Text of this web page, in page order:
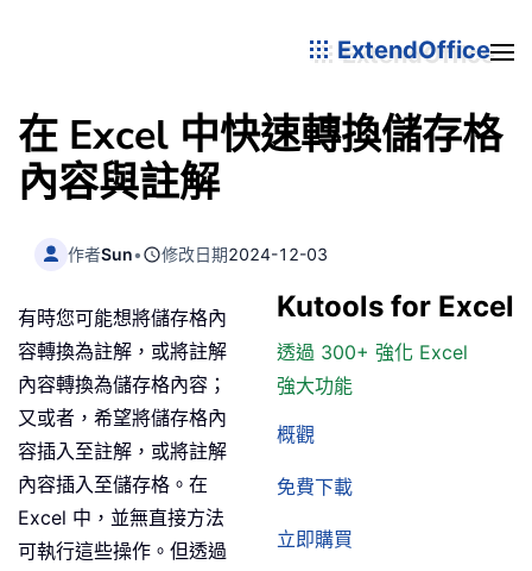
ExtendOffice
在 Excel 中快速轉換儲存格
內容與註解
作者Sun• 修改日期2024-12-03
Kutools for Excel
透過 300+ 強化 Excel
強大功能
概觀
免費下載
立即購買
有時您可能想將儲存格內
容轉換為註解，或將註解
內容轉換為儲存格內容；
又或者，希望將儲存格內
容插入至註解，或將註解
內容插入至儲存格。在
Excel 中，並無直接方法
可執行這些操作。但透過